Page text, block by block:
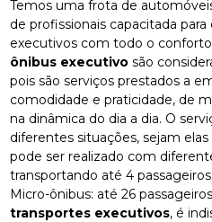
Temos uma frota de
de profissionais capacitada
executivos com todo o
ônibus executivo são
pois são serviços prestados a
comodidade e praticidade, de
na dinâmica do dia a dia. O
diferentes situações, sejam
pode ser realizado com
transportando até 4
Micro-ônibus: até 26
transportes executivos, é